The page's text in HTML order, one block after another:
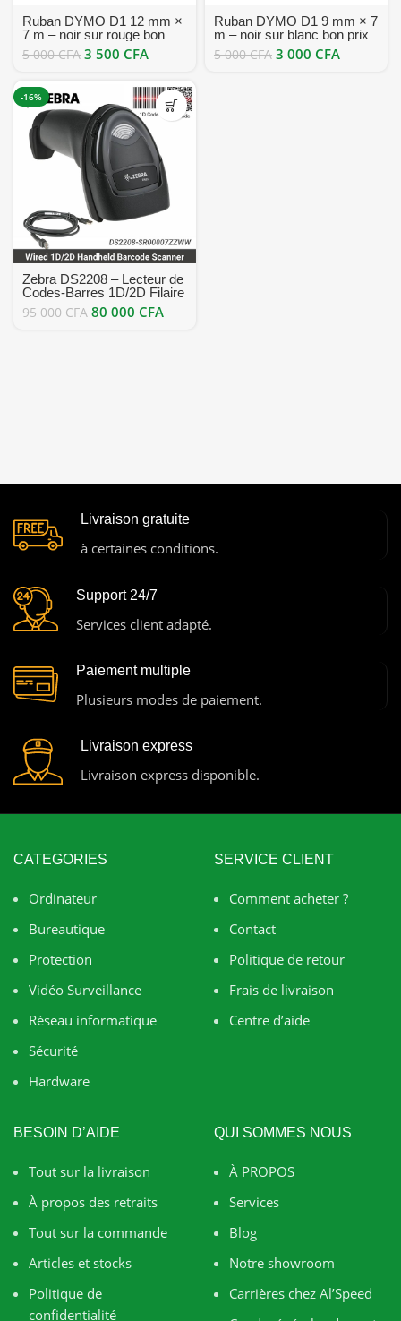
Ruban DYMO D1 12 mm ×
7 m – noir sur rouge bon
prix
5 000CFA 3 500 CFA
Ruban DYMO D1 9 mm × 7
m – noir sur blanc bon prix
5 000CFA 3 000 CFA
-16%
Zebra DS2208 – Lecteur de
Codes‑Barres 1D/2D Filaire
Handheld 640×480 avec
USB/RS232
95 000CFA 80 000 CFA
Livraison gratuite
à certaines conditions.
Support 24/7
Services client adapté.
Paiement multiple
Plusieurs modes de paiement.
Livraison express
Livraison express disponible.
CATEGORIES
Ordinateur
Bureautique
Protection
Vidéo Surveillance
Réseau informatique
Sécurité
Hardware
SERVICE CLIENT
Comment acheter ?
Contact
Politique de retour
Frais de livraison
Centre d’aide
BESOIN D’AIDE
Tout sur la livraison
À propos des retraits
Tout sur la commande
Articles et stocks
Politique de
confidentialité
QUI SOMMES NOUS
À PROPOS
Services
Blog
Notre showroom
Carrières chez Al’Speed